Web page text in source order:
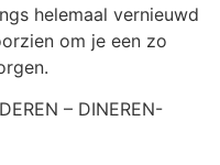
helemaal vernieuwd
om je een zo
– DINEREN-